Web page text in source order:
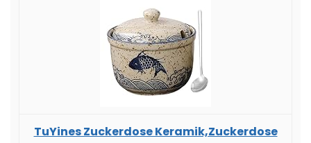
TuYines Zuckerdose Keramik,Zuckerdose